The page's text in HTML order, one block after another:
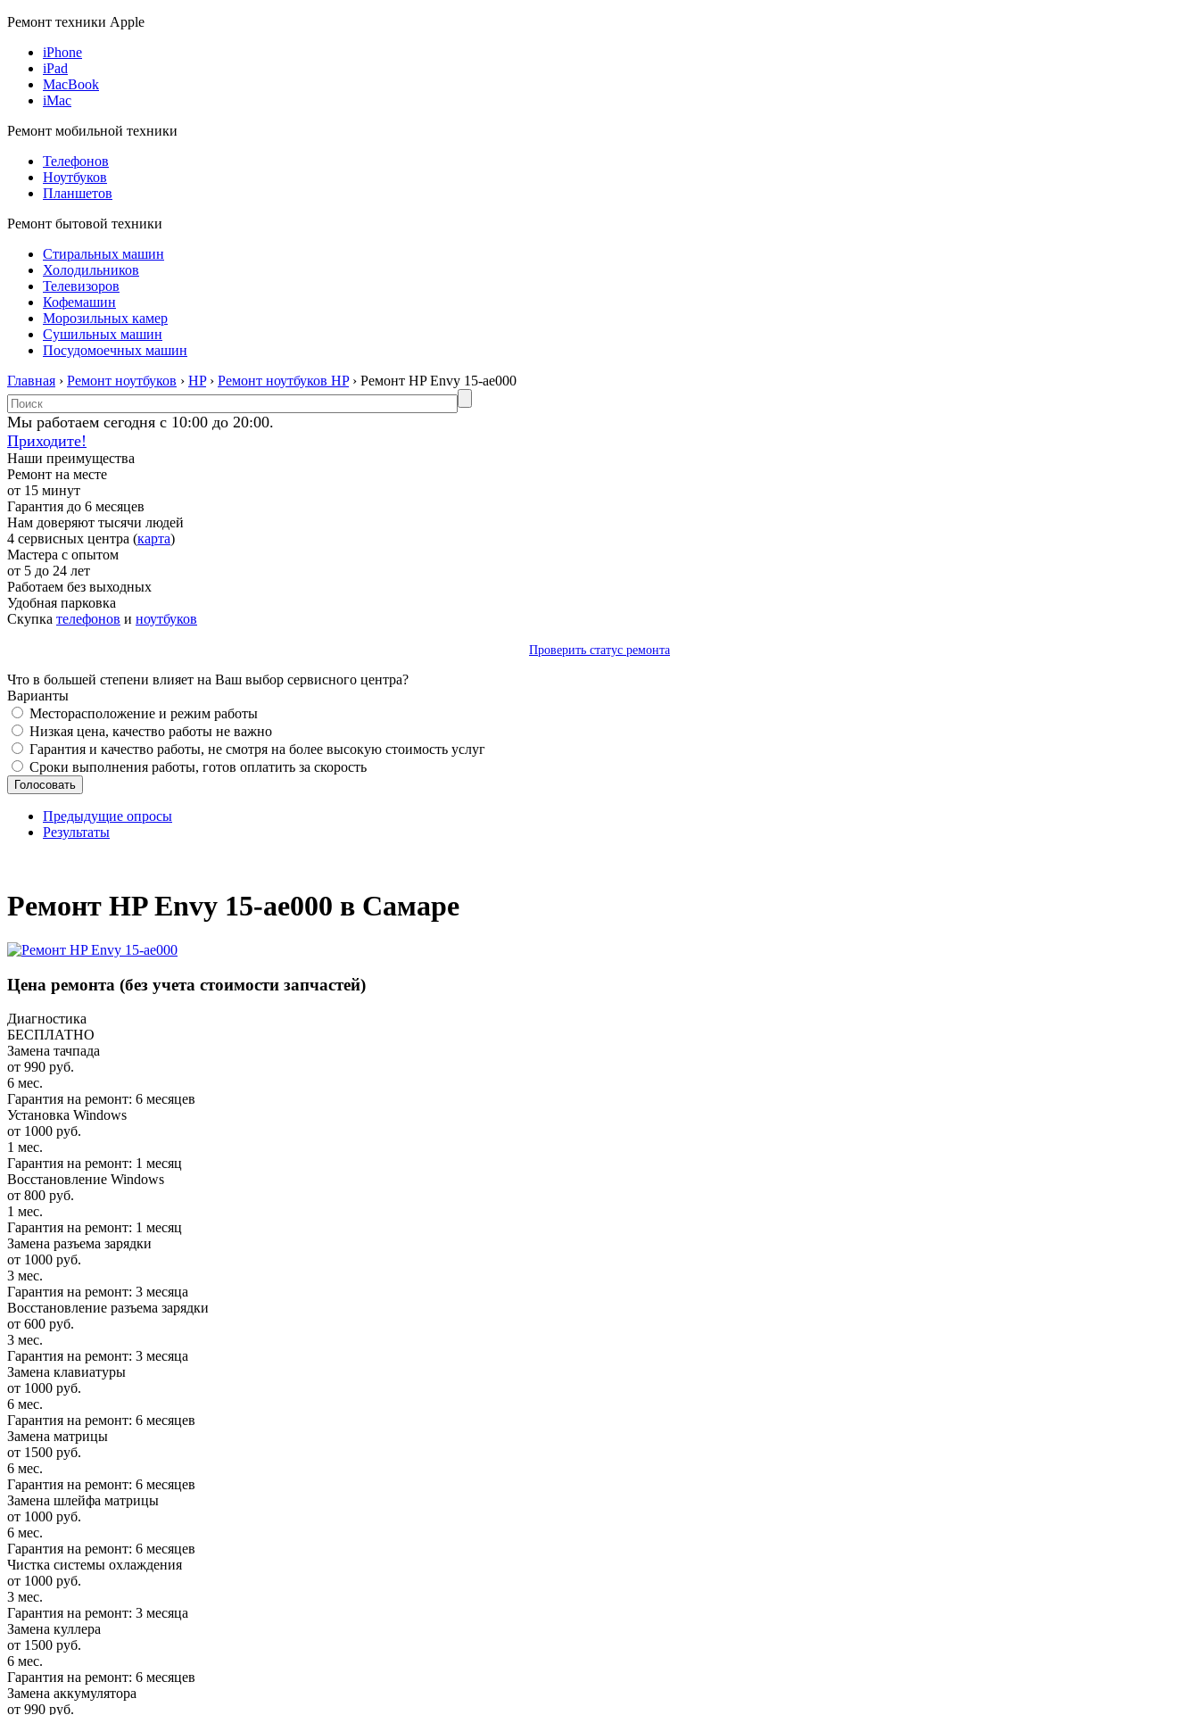
Ремонт техники Apple
iPhone
iPad
MacBook
iMac
Ремонт мобильной техники
Телефонов
Ноутбуков
Планшетов
Ремонт бытовой техники
Стиральных машин
Холодильников
Телевизоров
Кофемашин
Морозильных камер
Сушильных машин
Посудомоечных машин
Главная › Ремонт ноутбуков › HP› Ремонт ноутбуков HP› Ремонт HP Envy 15-ae000
Мы работаем сегодня с 10:00 до 20:00.
Приходите!
Наши преимущества
Ремонт на месте
от 15 минут
Гарантия до 6 месяцев
Нам доверяют тысячи людей
4 сервисных центра (карта)
Мастера с опытом
от 5 до 24 лет
Работаем без выходных
Удобная парковка
Скупка телефонов и ноутбуков
Проверить статус ремонта
Что в большей степени влияет на Ваш выбор сервисного центра?
Варианты
Месторасположение и режим работы
Низкая цена, качество работы не важно
Гарантия и качество работы, не смотря на более высокую стоимость услуг
Сроки выполнения работы, готов оплатить за скорость
Предыдущие опросы
Результаты
Ремонт HP Envy 15-ae000 в Самаре
Цена ремонта (без учета стоимости запчастей)
Диагностика
БЕСПЛАТНО
Замена тачпада
от 990 руб.
6 мес.
Гарантия на ремонт: 6 месяцев
Установка Windows
от 1000 руб.
1 мес.
Гарантия на ремонт: 1 месяц
Восстановление Windows
от 800 руб.
1 мес.
Гарантия на ремонт: 1 месяц
Замена разъема зарядки
от 1000 руб.
3 мес.
Гарантия на ремонт: 3 месяца
Восстановление разъема зарядки
от 600 руб.
3 мес.
Гарантия на ремонт: 3 месяца
Замена клавиатуры
от 1000 руб.
6 мес.
Гарантия на ремонт: 6 месяцев
Замена матрицы
от 1500 руб.
6 мес.
Гарантия на ремонт: 6 месяцев
Замена шлейфа матрицы
от 1000 руб.
6 мес.
Гарантия на ремонт: 6 месяцев
Чистка системы охлаждения
от 1000 руб.
3 мес.
Гарантия на ремонт: 3 месяца
Замена куллера
от 1500 руб.
6 мес.
Гарантия на ремонт: 6 месяцев
Замена аккумулятора
от 990 руб.